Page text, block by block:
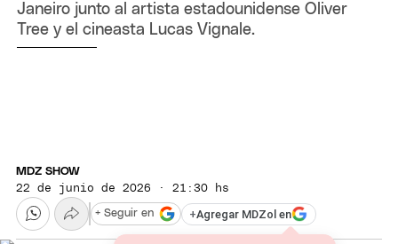
Janeiro junto al artista estadounidense Oliver
Tree y el cineasta Lucas Vignale.
MDZ SHOW
22 de junio de 2026 · 21:30 hs
+Agregar MDZol en
+ Seguir en